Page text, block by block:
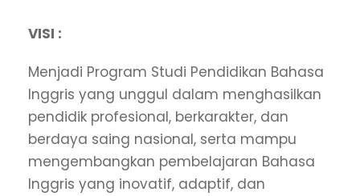
VISI :
Menjadi Program Studi Pendidikan Bahasa
Inggris yang unggul dalam menghasilkan
pendidik profesional, berkarakter, dan
berdaya saing nasional, serta mampu
mengembangkan pembelajaran Bahasa
Inggris yang inovatif, adaptif, dan